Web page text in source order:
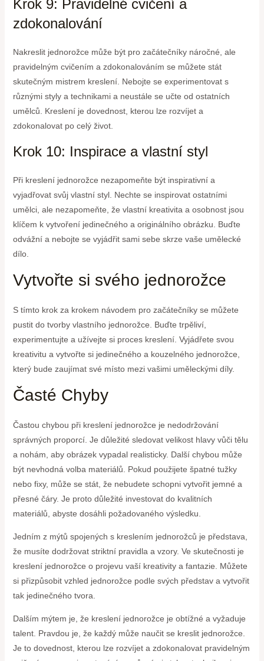
Krok 9: Pravidelné cvičení a
zdokonalování
Nakreslit jednorožce může být pro začátečníky náročné, ale
pravidelným cvičením a zdokonalováním se můžete stát
skutečným mistrem kreslení. Nebojte se experimentovat s
různými styly a technikami a neustále se učte od ostatních
umělců. Kreslení je dovednost, kterou lze rozvíjet a
zdokonalovat po celý život.
Krok 10: Inspirace a vlastní styl
Při kreslení jednorožce nezapomeňte být inspirativní a
vyjadřovat svůj vlastní styl. Nechte se inspirovat ostatními
umělci, ale nezapomeňte, že vlastní kreativita a osobnost jsou
klíčem k vytvoření jedinečného a originálního obrázku. Buďte
odvážní a nebojte se vyjádřit sami sebe skrze vaše umělecké
dílo.
Vytvořte si svého jednorožce
S tímto krok za krokem návodem pro začátečníky se můžete
pustit do tvorby vlastního jednorožce. Buďte trpěliví,
experimentujte a užívejte si proces kreslení. Vyjádřete svou
kreativitu a vytvořte si jedinečného a kouzelného jednorožce,
který bude zaujímat své místo mezi vašimi uměleckými díly.
Časté Chyby
Častou chybou při kreslení jednorožce je nedodržování
správných proporcí. Je důležité sledovat velikost hlavy vůči tělu
a nohám, aby obrázek vypadal realisticky. Další chybou může
být nevhodná volba materiálů. Pokud použijete špatné tužky
nebo fixy, může se stát, že nebudete schopni vytvořit jemné a
přesné čáry. Je proto důležité investovat do kvalitních
materiálů, abyste dosáhli požadovaného výsledku.
Jedním z mýtů spojených s kreslením jednorožců je představa,
že musíte dodržovat striktní pravidla a vzory. Ve skutečnosti je
kreslení jednorožce o projevu vaší kreativity a fantazie. Můžete
si přizpůsobit vzhled jednorožce podle svých představ a vytvořit
tak jedinečného tvora.
Dalším mýtem je, že kreslení jednorožce je obtížné a vyžaduje
talent. Pravdou je, že každý může naučit se kreslit jednorožce.
Je to dovednost, kterou lze rozvíjet a zdokonalovat pravidelným